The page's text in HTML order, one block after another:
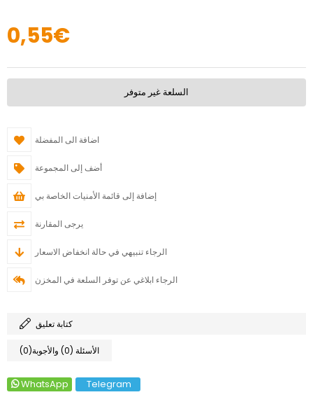
0,55€
السلعة غير متوفر
اضافة الى المفضلة
أضف إلى المجموعة
إضافة إلى قائمة الأمنيات الخاصة بي
يرجى المقارنة
الرجاء تنبيهي في حالة انخفاض الاسعار
الرجاء ابلاغي عن توفر السلعة في المخزن
كتابة تعليق
(0)الأسئلة (0) والأجوبة
WhatsApp Telegram